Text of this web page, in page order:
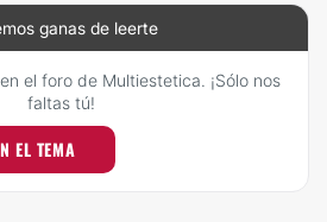
ganas de leerte
el foro de Multiestetica. ¡Sólo nos
faltas tú!
EL TEMA